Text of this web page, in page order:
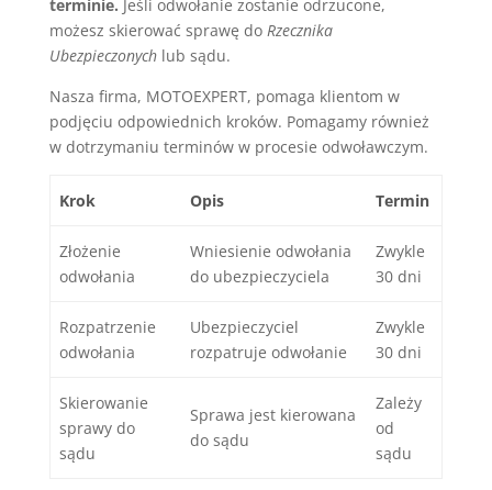
terminie. Jeśli odwołanie zostanie odrzucone,
możesz skierować sprawę do Rzecznika
Ubezpieczonychlub sądu.
Nasza firma, MOTOEXPERT, pomaga klientom w
podjęciu odpowiednich kroków. Pomagamy również
w dotrzymaniu terminów w procesie odwoławczym.
Krok Opis Termin
Złożenie
odwołania
Wniesienie odwołania
do ubezpieczyciela
Zwykle
30 dni
Rozpatrzenie
odwołania
Ubezpieczyciel
rozpatruje odwołanie
Zwykle
30 dni
Skierowanie
sprawy do
sądu
Sprawa jest kierowana
do sądu
Zależy
od
sądu